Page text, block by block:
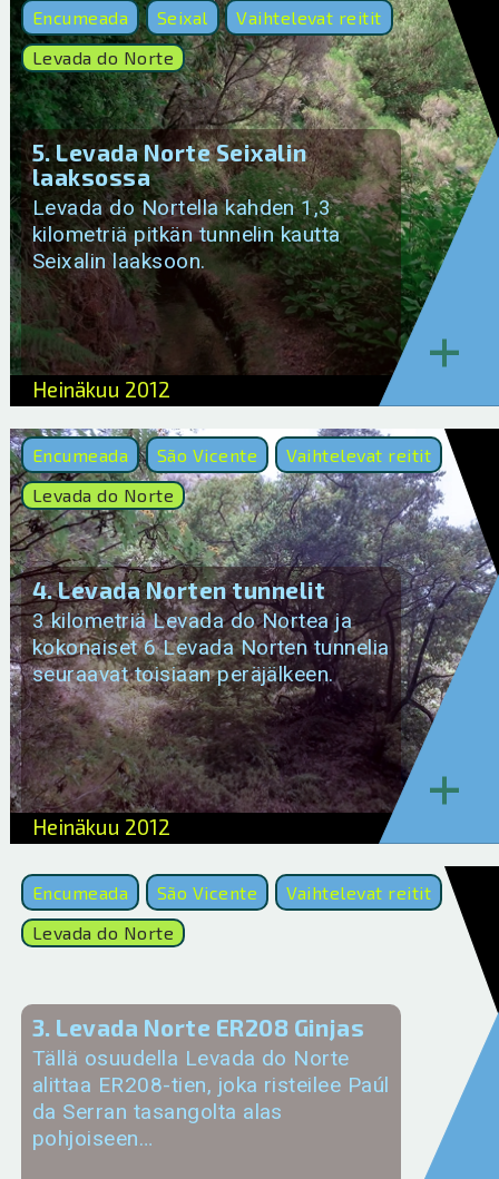
Encumeada Seixal
Vaihtelevat reitit
Levada do Norte
5. Levada Norte Seixalin
laaksossa
Levada do Nortella kahden 1,3
kilometriä pitkän tunnelin kautta
Seixalin laaksoon.
Heinäkuu 2012
+
Encumeada São Vicente
Vaihtelevat reitit
Levada do Norte
4. Levada Norten tunnelit
3 kilometriä Levada do Nortea ja
kokonaiset 6 Levada Norten tunnelia
seuraavat toisiaan peräjälkeen.
Heinäkuu 2012
+
Encumeada São Vicente
Vaihtelevat reitit
Levada do Norte
3. Levada Norte ER208 Ginjas
Tällä osuudella Levada do Norte
alittaa ER208-tien, joka risteilee Paúl
da Serran tasangolta alas
pohjoiseen…